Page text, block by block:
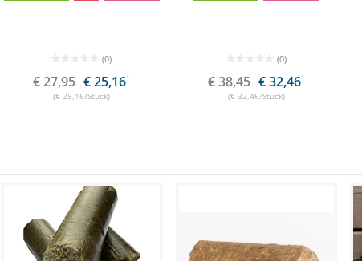
(0)
€ 27,95 € 25,161
(€ 25,16/Stück)
(0)
€ 38,45 € 32,461
(€ 32,46/Stück)